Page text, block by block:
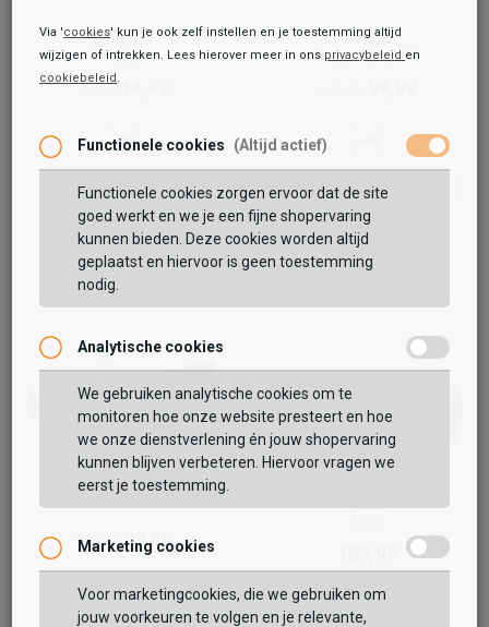
Tamaris
Mocassin
89,9944,99
Tango
Pleun Cartel 56
Ara
Dallas
119,9969,99
Ara
Via 'cookies' kun je ook zelf instellen en je toestemming altijd
wijzigen of intrekken. Lees hierover meer in ons privacybeleid en
cookiebeleid .
Functionele cookies (Altijd actief)
Functionele cookies zorgen ervoor dat de site
goed werkt en we je een fijne shopervaring
kunnen bieden. Deze cookies worden altijd
geplaatst en hiervoor is geen toestemming
nodig.
Analytische cookies
We gebruiken analytische cookies om te
monitoren hoe onze website presteert en hoe
we onze dienstverlening én jouw shopervaring
kunnen blijven verbeteren. Hiervoor vragen we
eerst je toestemming.
Marketing cookies
Voor marketingcookies, die we gebruiken om
jouw voorkeuren te volgen en je relevante,